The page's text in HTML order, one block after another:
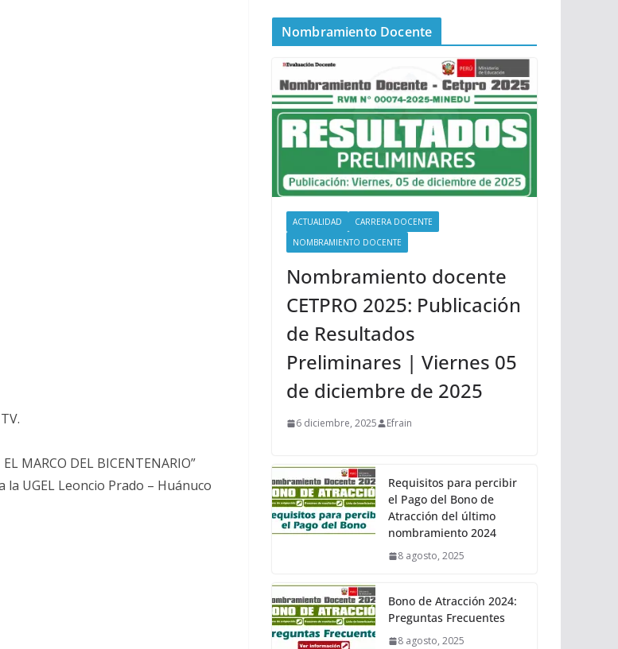
MARCO DEL BICENTENARIO”
UGEL Leoncio Prado – Huánuco
Nombramiento Docente
ACTUALIDAD
CARRERA DOCENTE
NOMBRAMIENTO DOCENTE
Nombramiento docente
CETPRO 2025: Publicación
de Resultados
Preliminares | Viernes 05
de diciembre de 2025
6 diciembre, 2025 Efrain
Requisitos para percibir
el Pago del Bono de
Atracción del último
nombramiento 2024
8 agosto, 2025
Bono de Atracción 2024:
Preguntas Frecuentes
8 agosto, 2025